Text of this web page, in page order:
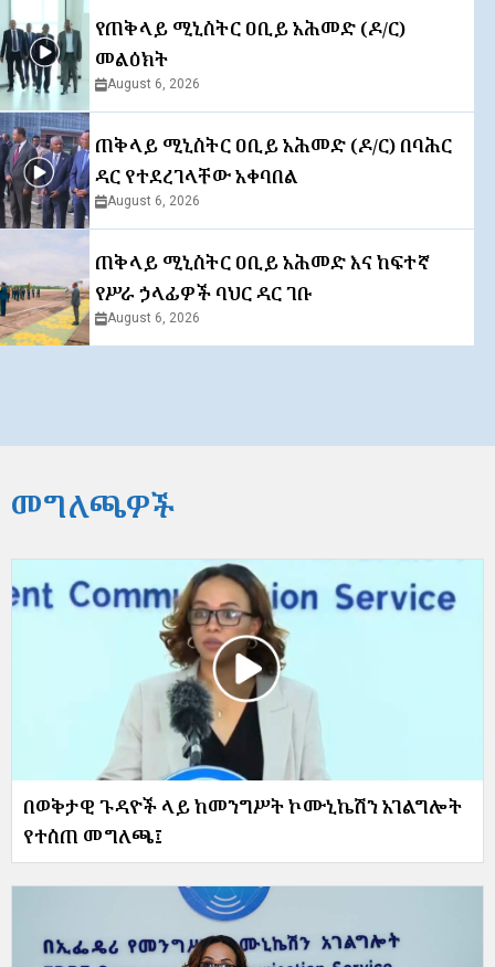
የጠቅላይ ሚኒስትር ዐቢይ አሕመድ (ዶ/ር)
መልዕክት
August 6, 2026
ጠቅላይ ሚኒስትር ዐቢይ አሕመድ (ዶ/ር) በባሕር
ዳር የተደረገላቸው አቀባበል
August 6, 2026
ጠቅላይ ሚኒስትር ዐቢይ አሕመድ እና ከፍተኛ
የሥራ ኃላፊዎች ባህር ዳር ገቡ
August 6, 2026
መግለጫዎች
በወቅታዊ ጉዳዮች ላይ ከመንግሥት ኮሙኒኬሽን አገልግሎት
የተሰጠ መግለጫ፤